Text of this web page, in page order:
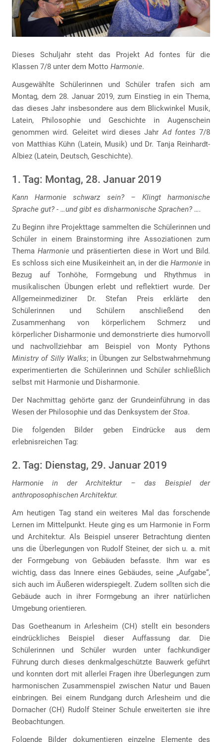
Dieses Schuljahr steht das Projekt Ad fontes für die
Klassen 7/8 unter dem Motto Harmonie.
Ausgewählte Schülerinnen und Schüler trafen sich am
Montag, dem 28. Januar 2019, zum Einstieg in ein Thema,
das dieses Jahr insbesondere aus dem Blickwinkel Musik,
Latein, Philosophie und Geschichte in Augenschein
genommen wird. Geleitet wird dieses JahrAd fontes 7/8
von Matthias Kühn (Latein, Musik) und Dr. Tanja Reinhardt-
Albiez (Latein, Deutsch, Geschichte).
1. Tag: Montag, 28. Januar 2019
Kann Harmonie schwarz sein? – Klingt harmonische
Sprache gut? - …und gibt es disharmonische Sprachen? ….
Zu Beginn ihre Projekttage sammelten die Schülerinnen und
Schüler in einem Brainstorming ihre Assoziationen zum
Thema Harmonieund präsentierten diese in Wort und Bild.
Es schloss sich eine Musikeinheit an, in der die Harmonie in
Bezug auf Tonhöhe, Formgebung und Rhythmus in
musikalischen Übungen erlebt und reflektiert wurde. Der
Allgemeinmediziner Dr. Stefan Preis erklärte den
Schülerinnen und Schülern anschließend den
Zusammenhang von körperlichem Schmerz und
körperlicher Disharmonie und demonstrierte dies humorvoll
und nachvollziehbar am Beispiel von Monty Pythons
Ministry of Silly Walks; in Übungen zur Selbstwahrnehmung
experimentierten die Schülerinnen und Schüler schließlich
selbst mit Harmonie und Disharmonie.
Der Nachmittag gehörte ganz der Grundeinführung in das
Wesen der Philosophie und das Denksystem der Stoa.
Die folgenden Bilder geben Eindrücke aus dem
erlebnisreichen Tag:
2. Tag: Dienstag, 29. Januar 2019
Harmonie in der Architektur – das Beispiel der
anthroposophischen Architektur.
Am heutigen Tag stand ein weiteres Mal das forschende
Lernen im Mittelpunkt. Heute ging es um Harmonie in Form
und Architektur. Als Beispiel unserer Betrachtung dienten
uns die Überlegungen von Rudolf Steiner, der sich u. a. mit
der Formgebung von Gebäuden befasste. Ihm war es
wichtig, dass das Innere eines Gebäudes, seine „Aufgabe“,
sich auch im Äußeren widerspiegelt. Zudem sollten sich die
Gebäude auch in ihrer Formgebung an ihrer natürlichen
Umgebung orientieren.
Das Goetheanum in Arlesheim (CH) stellt ein besonders
eindrückliches Beispiel dieser Auffassung dar. Die
Schülerinnen und Schüler wurden unter fachkundiger
Führung durch dieses denkmalgeschützte Bauwerk geführt
und konnten dort mit allerlei Fragen ihre Überlegungen zum
harmonischen Zusammenspiel zwischen Natur und Bauen
einbringen. Bei einem Rundgang durch Arlesheim und die
Dornacher (CH) Rudolf Steiner Schule erweiterten sie ihre
Beobachtungen.
Folgende Bilder dokumentieren einzelne Elemente des